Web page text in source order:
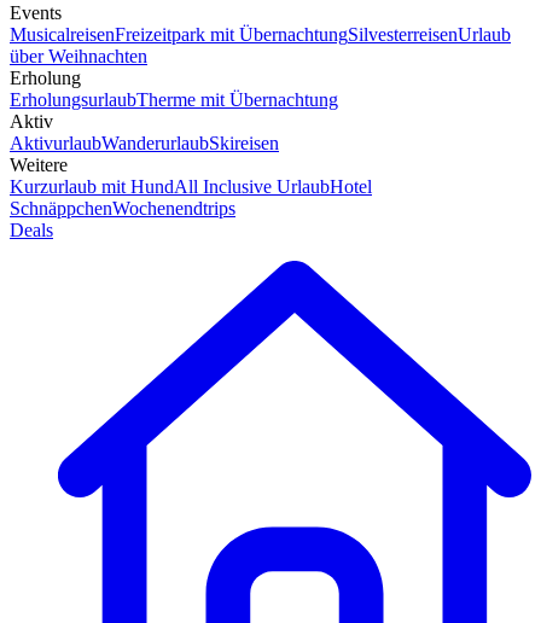
Events
MusicalreisenFreizeitpark mit ÜbernachtungSilvesterreisenUrlaub
über Weihnachten
Erholung
ErholungsurlaubTherme mit Übernachtung
Aktiv
AktivurlaubWanderurlaubSkireisen
Weitere
Kurzurlaub mit HundAll Inclusive UrlaubHotel
SchnäppchenWochenendtrips
Deals